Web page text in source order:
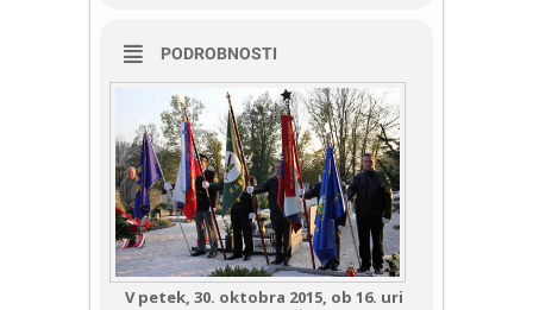
PODROBNOSTI
V petek, 30. oktobra 2015, ob 16. uri